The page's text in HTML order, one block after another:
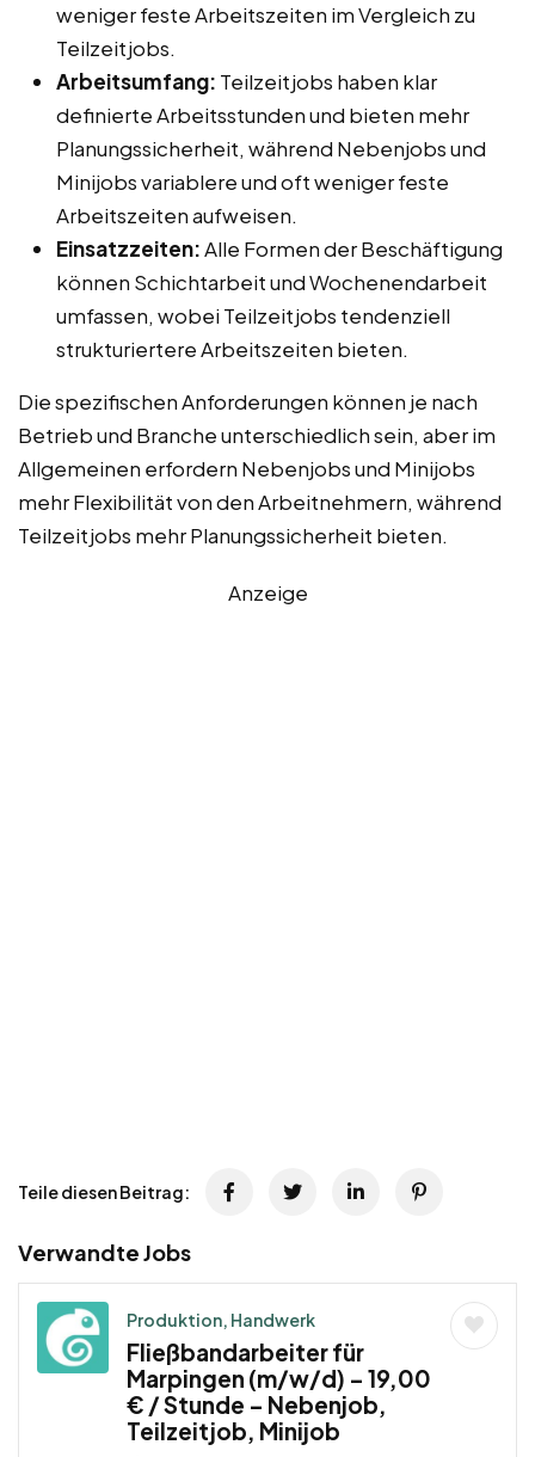
weniger feste Arbeitszeiten im Vergleich zu
Teilzeitjobs.
Arbeitsumfang: Teilzeitjobs haben klar
definierte Arbeitsstunden und bieten mehr
Planungssicherheit, während Nebenjobs und
Minijobs variablere und oft weniger feste
Arbeitszeiten aufweisen.
Einsatzzeiten:Alle Formen der Beschäftigung
können Schichtarbeit und Wochenendarbeit
umfassen, wobei Teilzeitjobs tendenziell
strukturiertere Arbeitszeiten bieten.
Die spezifischen Anforderungen können je nach
Betrieb und Branche unterschiedlich sein, aber im
Allgemeinen erfordern Nebenjobs und Minijobs
mehr Flexibilität von den Arbeitnehmern, während
Teilzeitjobs mehr Planungssicherheit bieten.
Anzeige
Teile diesen Beitrag:
Verwandte Jobs
Produktion, Handwerk
Fließbandarbeiter für
Marpingen (m/w/d) – 19,00
€ / Stunde – Nebenjob,
Teilzeitjob, Minijob